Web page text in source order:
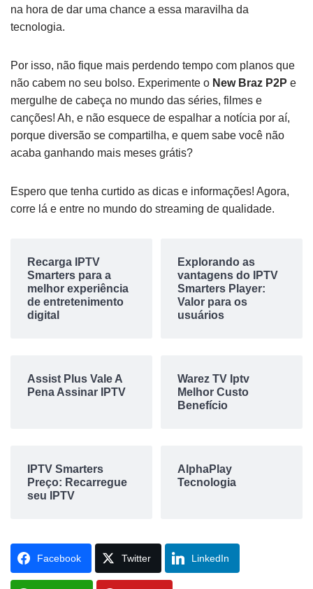
na hora de dar uma chance a essa maravilha da
tecnologia.
Por isso, não fique mais perdendo tempo com planos que
não cabem no seu bolso. Experimente o New Braz P2P e
mergulhe de cabeça no mundo das séries, filmes e
canções! Ah, e não esquece de espalhar a notícia por aí,
porque diversão se compartilha, e quem sabe você não
acaba ganhando mais meses grátis?
Espero que tenha curtido as dicas e informações! Agora,
corre lá e entre no mundo do streaming de qualidade.
Recarga IPTV
Smarters para a
melhor experiência
de entretenimento
digital
Explorando as
vantagens do IPTV
Smarters Player:
Valor para os
usuários
Assist Plus Vale A
Pena Assinar IPTV
Warez TV Iptv
Melhor Custo
Benefício
IPTV Smarters
Preço: Recarregue
seu IPTV
AlphaPlay
Tecnologia
Facebook Twitter LinkedIn